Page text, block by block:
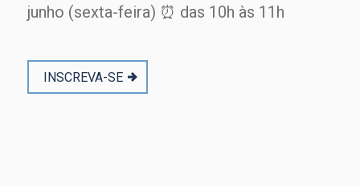
junho (sexta-feira) ⏰ das 10h às 11h
INSCREVA-SE